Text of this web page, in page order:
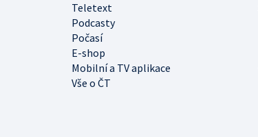
Teletext
Podcasty
Počasí
E-shop
Mobilní a TV aplikace
Vše o ČT